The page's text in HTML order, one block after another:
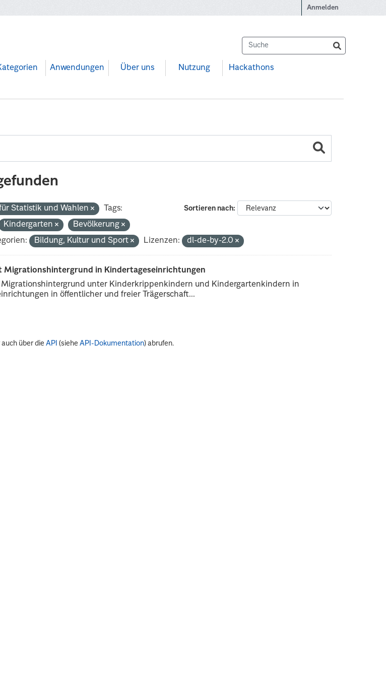
Anmelden
Anwendungen Über uns Nutzung Hackathons
Sortieren nach
Statistik und Wahlen
Tags:
Kindergarten
Bevölkerung
Bildung, Kultur und Sport Lizenzen: dl-de-by-2.0
Migrationshintergrund in Kindertageseinrichtungen
unter Kinderkrippenkindern und Kindergartenkindern in
in öffentlicher und freier Trägerschaft...
auch über dieAPI (sieheAPI-Dokumentation) abrufen.